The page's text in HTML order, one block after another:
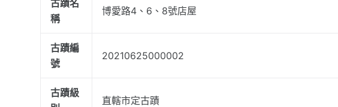
古蹟名
稱
博愛路4、6、8號店屋
古蹟編
號
20210625000002
古蹟級
直轄市定古蹟